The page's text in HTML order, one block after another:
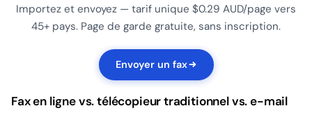
Importez et envoyez — tarif unique $0.29 AUD/page vers
45+ pays. Page de garde gratuite, sans inscription.
Envoyer un fax
Fax en ligne vs. télécopieur traditionnel vs. e-mail